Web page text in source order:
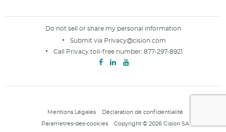
Do not sell or share my personal information
Submit via Privacy@cision.com
Call Privacy toll-free number: 877-297-8921
Mentions Légales Déclaration de confidentialité
Parametres-des-cookies Copyright © 2026 Cision SA